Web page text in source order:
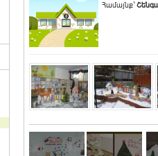
Համայնք`